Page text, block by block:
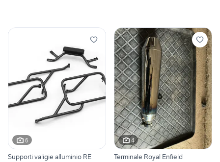
6
Supporti valigie alluminio RE
4
Terminale Royal Enfield